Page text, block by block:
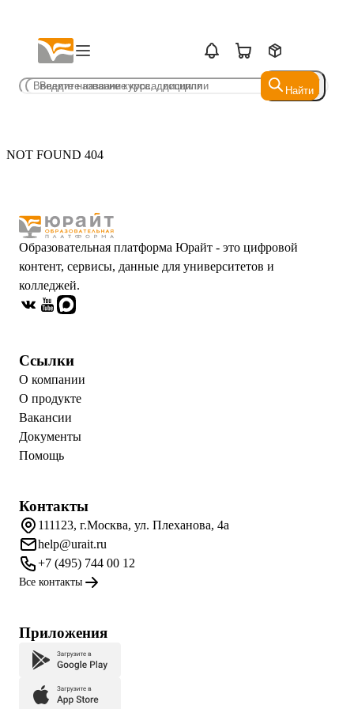
Найти
Найти
NOT FOUND 404
Образовательная платформа Юрайт - это цифровой
контент, сервисы, данные для университетов и
колледжей.
Ссылки
О компании
О продукте
Вакансии
Документы
Помощь
Контакты
111123, г.Москва, ул. Плеханова, 4а
help@urait.ru
+7 (495) 744 00 12
Все контакты
Приложения